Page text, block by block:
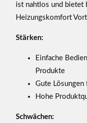
ist nahtlos und bietet
Heizungskomfort
Stärken:
Einfache
Produkte
Gute Lösungen
Hohe
Schwächen: